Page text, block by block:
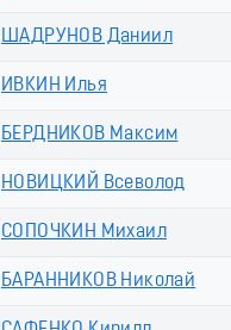
ШАДРУНОВ Даниил
ИВКИН Илья
БЕРДНИКОВ Максим
НОВИЦКИЙ Всеволод
СОПОЧКИН Михаил
БАРАННИКОВ Николай